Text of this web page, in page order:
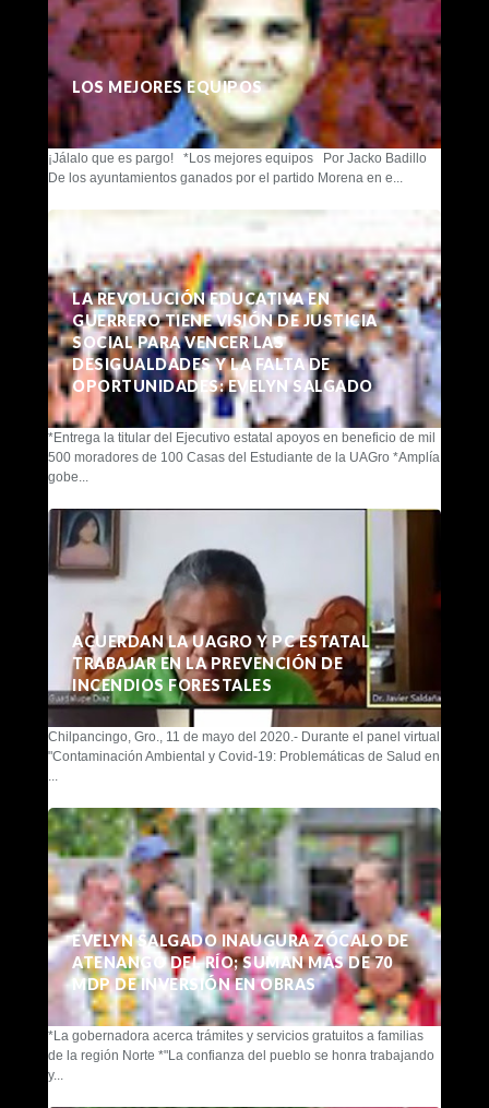
LOS MEJORES EQUIPOS
¡Jálalo que es pargo! *Los mejores equipos Por Jacko Badillo
De los ayuntamientos ganados por el partido Morena en e...
LA REVOLUCIÓN EDUCATIVA EN
GUERRERO TIENE VISIÓN DE JUSTICIA
SOCIAL PARA VENCER LAS
DESIGUALDADES Y LA FALTA DE
OPORTUNIDADES: EVELYN SALGADO
*Entrega la titular del Ejecutivo estatal apoyos en beneficio de mil
500 moradores de 100 Casas del Estudiante de la UAGro *Amplía
gobe...
ACUERDAN LA UAGRO Y PC ESTATAL
TRABAJAR EN LA PREVENCIÓN DE
INCENDIOS FORESTALES
Chilpancingo, Gro., 11 de mayo del 2020.- Durante el panel virtual
"Contaminación Ambiental y Covid-19: Problemáticas de Salud en
...
EVELYN SALGADO INAUGURA ZÓCALO DE
ATENANGO DEL RÍO; SUMAN MÁS DE 70
MDP DE INVERSIÓN EN OBRAS
*La gobernadora acerca trámites y servicios gratuitos a familias
de la región Norte *"La confianza del pueblo se honra trabajando
y...